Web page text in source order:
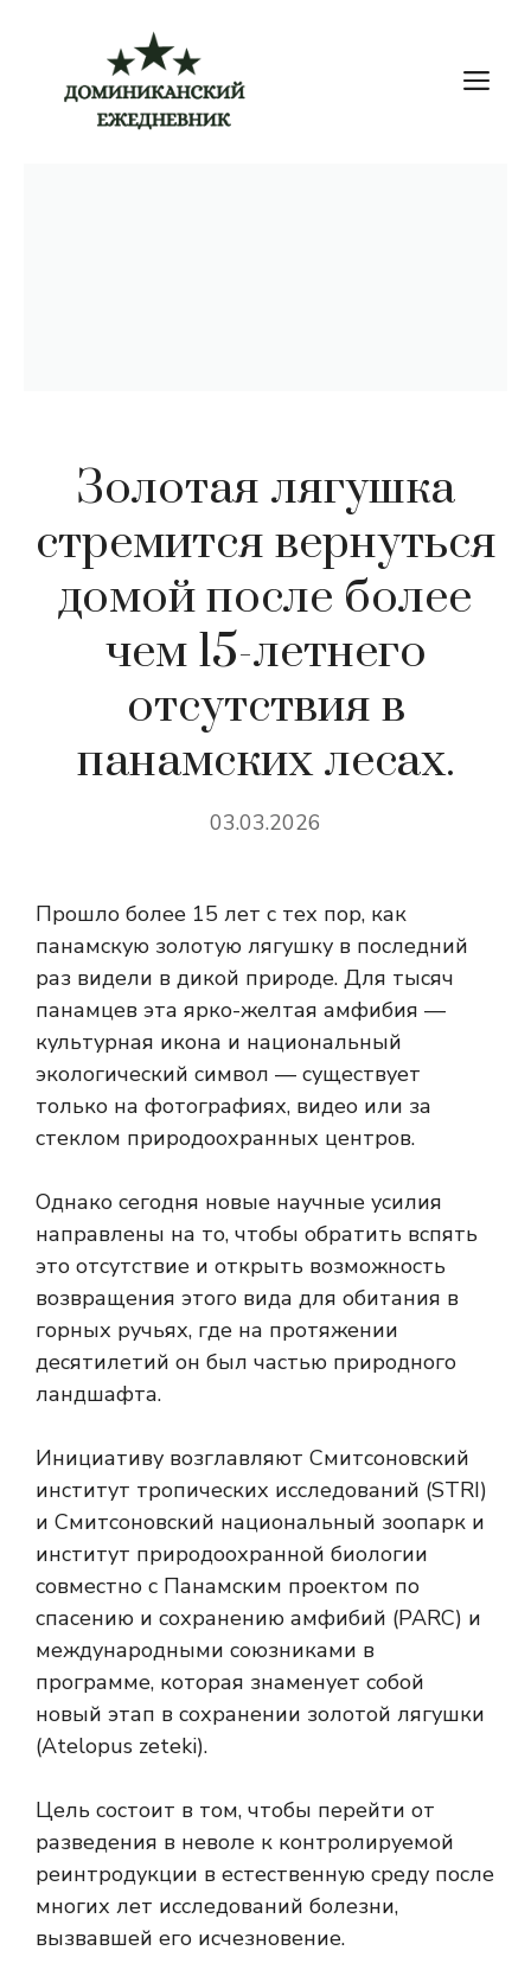
содержимому
Золотая лягушка
стремится вернуться
домой после более
чем 15-летнего
отсутствия в
панамских лесах.
03.03.2026
Прошло более 15 лет с тех пор, как
панамскую золотую лягушку в последний
раз видели в дикой природе. Для тысяч
панамцев эта ярко-желтая амфибия —
культурная икона и национальный
экологический символ — существует
только на фотографиях, видео или за
стеклом природоохранных центров.
Однако сегодня новые научные усилия
направлены на то, чтобы обратить вспять
это отсутствие и открыть возможность
возвращения этого вида для обитания в
горных ручьях, где на протяжении
десятилетий он был частью природного
ландшафта.
Инициативу возглавляют Смитсоновский
институт тропических исследований (STRI)
и Смитсоновский национальный зоопарк и
институт природоохранной биологии
совместно с Панамским проектом по
спасению и сохранению амфибий (PARC) и
международными союзниками в
программе, которая знаменует собой
новый этап в сохранении золотой лягушки
(Atelopus zeteki).
Цель состоит в том, чтобы перейти от
разведения в неволе к контролируемой
реинтродукции в естественную среду после
многих лет исследований болезни,
вызвавшей его исчезновение.